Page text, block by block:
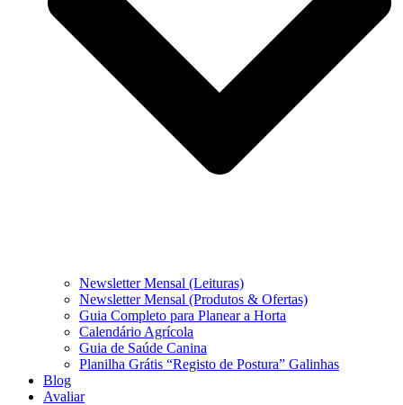
Newsletter Mensal (Leituras)
Newsletter Mensal (Produtos & Ofertas)
Guia Completo para Planear a Horta
Calendário Agrícola
Guia de Saúde Canina
Planilha Grátis “Registo de Postura” Galinhas
Blog
Avaliar